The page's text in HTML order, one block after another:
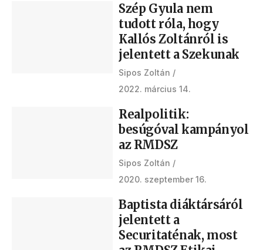
Szép Gyula nem
tudott róla, hogy
Kallós Zoltánról is
jelentett a Szekunak
Sipos Zoltán
2022. március 14.
Realpolitik:
besúgóval kampányol
az RMDSZ
Sipos Zoltán
2020. szeptember 16.
Baptista diáktársáról
jelentett a
Securitaténak, most